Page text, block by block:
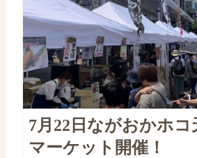
7月22日ながおかホコ
マーケット開催！